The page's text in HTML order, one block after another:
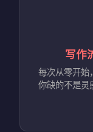
写作
每次从零开始
你缺的不是灵